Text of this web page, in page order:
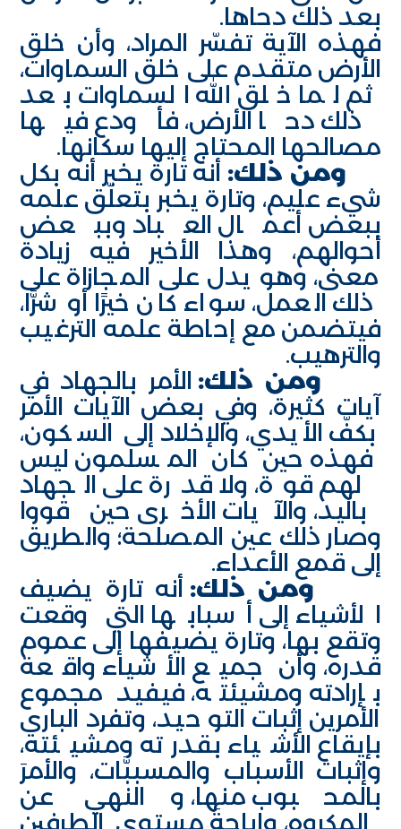
بعد ذلك دحاها.
فهذه الآية تفسّر المراد، وأن خلق
الأرض متقدم على خلق السماوات،
ثم لما خلق الله السماوات بعد
ذلك دحا الأرض، فأودع فيها
مصالحها المحتاج إليها سكانها.
ومن ذلك: أنه تارة يخبر أنه بكل
شيء عليم، وتارة يخبر بتعلّق علمه
ببعض أعمال العباد وببعض
أحوالهم، وهذا الأخير فيه زيادة
معنى، وهو يدل على المجازاة على
ذلك العمل، سواء كان خيرًا أو شرًّا،
فيتضمن مع إحاطة علمه الترغيب
والترهيب.
ومن ذلك: الأمر بالجهاد في
آيات كثيرة، وفي بعض الآيات الأمر
بكفّ الأيدي، والإخلاد إلى السكون،
فهذه حين كان المسلمون ليس
لهم قوة، ولا قدرة على الجهاد
باليد، والآيات الأخرى حين قووا
وصار ذلك عين المصلحة؛ والطريق
إلى قمع الأعداء.
ومن ذلك: أنه تارة يضيف
الأشياء إلى أسبابها التي وقعت
وتقع بها، وتارة يضيفها إلى عموم
قدره، وأن جميع الأشياء واقعة
بإرادته ومشيئته، فيفيد مجموع
الأمرين إثبات التو حيد، وتفرد الباري
بإيقاع الأشياء بقدرته ومشيئته،
وإثبات الأسباب والمسببَّات، والأمرَ
بالمحبوب منها، والنهي عن
المكروه، وإباحةَ مستوى الطرفين